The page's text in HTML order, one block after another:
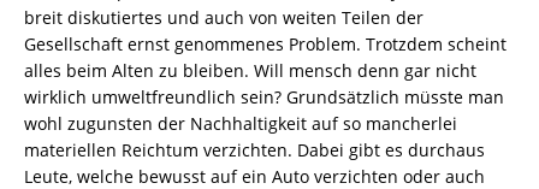
breit diskutiertes und auch von weiten Teilen der
Gesellschaft ernst genommenes Problem. Trotzdem scheint
alles beim Alten zu bleiben. Will mensch denn gar nicht
wirklich umweltfreundlich sein? Grundsätzlich müsste man
wohl zugunsten der Nachhaltigkeit auf so mancherlei
materiellen Reichtum verzichten. Dabei gibt es durchaus
Leute, welche bewusst auf ein Auto verzichten oder auch